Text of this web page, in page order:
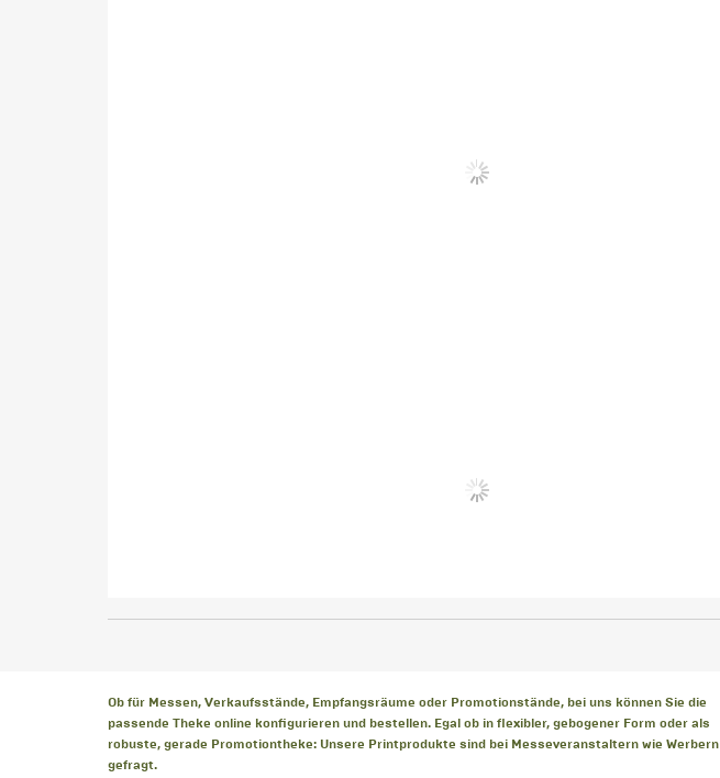
Ob für Messen, Verkaufsstände, Empfangsräume oder Promotionstände, bei uns können Sie die
passende Theke online konfigurieren und bestellen. Egal ob in flexibler, gebogener Form oder als
robuste, gerade Promotiontheke: Unsere Printprodukte sind bei Messeveranstaltern wie Werbern
gefragt.